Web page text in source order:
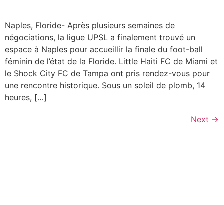
Naples, Floride- Après plusieurs semaines de
négociations, la ligue UPSL a finalement trouvé un
espace à Naples pour accueillir la finale du foot-ball
féminin de l’état de la Floride. Little Haiti FC de Miami et
le Shock City FC de Tampa ont pris rendez-vous pour
une rencontre historique. Sous un soleil de plomb, 14
heures, […]
Next →